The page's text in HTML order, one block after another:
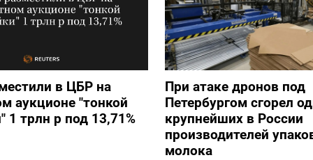
в ЦБР на
аукционе "тонкой
1 трлн р под 13,71%
При атаке дронов под
Петербургом сгорел
крупнейших в России
производителей
молока